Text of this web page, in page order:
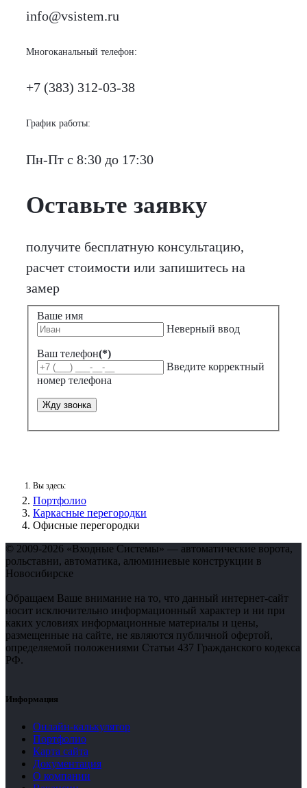
info@vsistem.ru
Многоканальный телефон:
+7 (383) 312-03-38
График работы:
Пн-Пт с 8:30 до 17:30
Оставьте заявку
получите бесплатную консультацию,
расчет стоимости или запишитесь на
замер
Ваше имя
Неверный ввод
Ваш телефон(*)
Введите корректный
номер телефона
Жду звонка
Вы здесь:
Портфолио
Каркасные перегородки
Офисные перегородки
© 2009-2026 «Входные Системы» — автоматические ворота,
рольставни, автоматика, алюминиевые конструкции в
Новосибирске
Обращаем Ваше внимание на то, что данный интернет-сайт
носит исключительно информационный характер и ни при
каких условиях информационные материалы и цены,
размещенные на сайте, не являются публичной офертой,
определяемой положениями Статьи 437 Гражданского кодекса
РФ.
Информация
Онлайн-калькулятор
Портфолио
Карта сайта
Документация
О компании